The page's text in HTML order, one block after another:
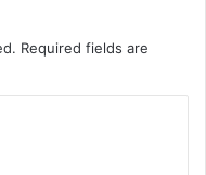
Required fields are